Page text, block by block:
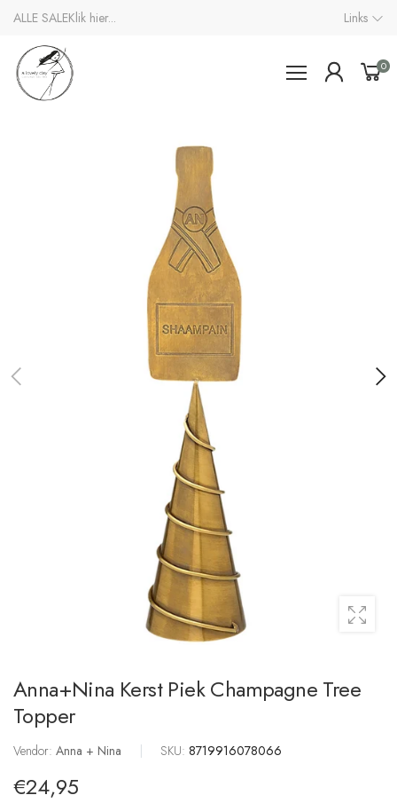
ALLE SALEKlik hier... Links
0
Anna+Nina Kerst Piek Champagne Tree
Topper
Vendor: Anna + Nina | SKU: 8719916078066
€24,95